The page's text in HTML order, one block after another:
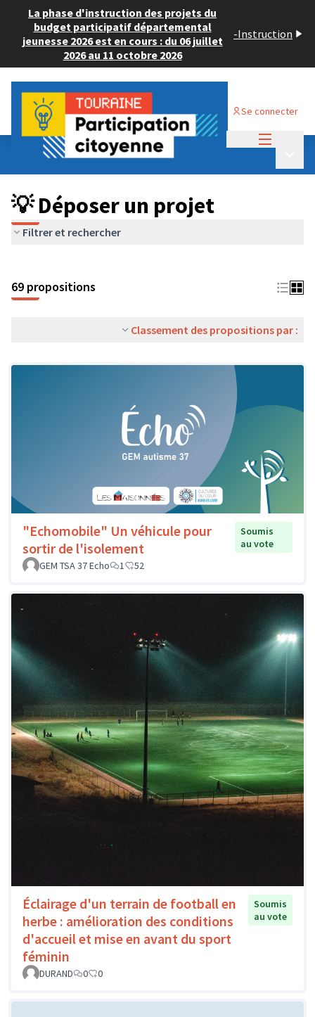
La phase d'instruction des projets du
budget participatif départemental
jeunesse 2026 est en cours : du 06 juillet
2026 au 11 octobre 2026
-Instruction
Se connecter
Budget Participatif ADULTE 2024
💡 Déposer un projet
💡 Déposer un projet
Filtrer et rechercher
69 propositions
Classement des propositions par :
"Echomobile" Un véhicule pour
sortir de l'isolement
Soumis
au vote
GEM TSA 37 Echo
1 52
Éclairage d'un terrain de football en
herbe : amélioration des conditions
d'accueil et mise en avant du sport
féminin
Soumis
au vote
DURAND 0 0